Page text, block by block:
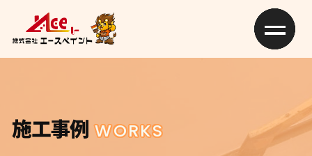
施工事例 WORKS